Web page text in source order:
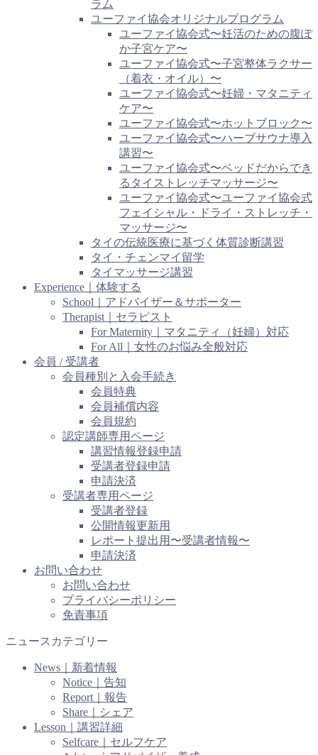
ラム
ユーファイ協会オリジナルプログラム
ユーファイ協会式〜妊活のための腹ぽ
か子宮ケア〜
ユーファイ協会式〜子宮整体ラクサー
（着衣・オイル）〜
ユーファイ協会式〜妊婦・マタニティ
ケア〜
ユーファイ協会式〜ホットブロック〜
ユーファイ協会式〜ハーブサウナ導入
講習〜
ユーファイ協会式〜ベッドだからでき
るタイストレッチマッサージ〜
ユーファイ協会式〜ユーファイ協会式
フェイシャル・ドライ・ストレッチ・
マッサージ〜
タイの伝統医療に基づく体質診断講習
タイ・チェンマイ留学
タイマッサージ講習
Experience｜体験する
School｜アドバイザー＆サポーター
Therapist｜セラピスト
For Maternity｜マタニティ（妊婦）対応
For All｜女性のお悩み全般対応
会員 / 受講者
会員種別と入会手続き
会員特典
会員補償内容
会員規約
認定講師専用ページ
講習情報登録申請
受講者登録申請
申請決済
受講者専用ページ
受講者登録
公開情報更新用
レポート提出用〜受講者情報〜
申請決済
お問い合わせ
お問い合わせ
プライバシーポリシー
免責事項
ニュースカテゴリー
News｜新着情報
Notice｜告知
Report｜報告
Share｜シェア
Lesson｜講習詳細
Selfcare｜セルフケア